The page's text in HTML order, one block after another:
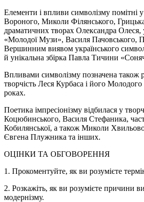
Елементи і впливи символізму помітні
Вороного, Миколи Філянського,
драматичних творах Олександра Олеся,
«Молодої Музи», Василя Пачовського,
Вершинним виявом українського
й унікальна збірка Павла Тичини
Впливами символізму позначена також
творчість Леся Курбаса і його
роках.
Поетика імпресіонізму відбилася у
Коцюбинського, Василя Стефаника,
Кобилянської, а також Миколи
Євгена Плужника та інших.
ОЦІНКИ ТА ОБГОВОРЕННЯ
1. Прокоментуйте, як ви розумієте
2. Розкажіть, як ви розумієте причини
модернізму.